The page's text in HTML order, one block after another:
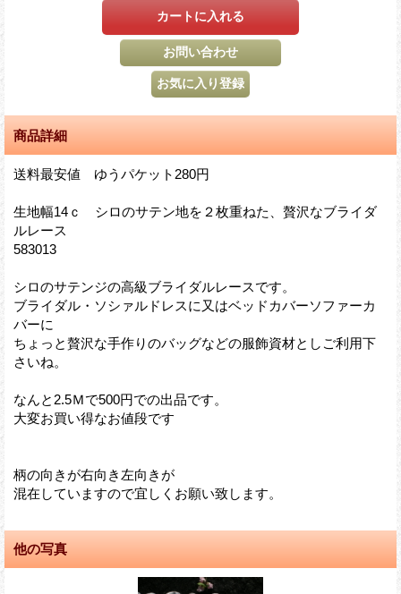
商品詳細
送料最安値 ゆうパケット280円
生地幅14ｃ シロのサテン地を２枚重ねた、贅沢なブライダ
ルレース
583013
シロのサテンジの高級ブライダルレースです。
ブライダル・ソシァルドレスに又はベッドカバーソファーカ
バーに
ちょっと贅沢な手作りのバッグなどの服飾資材としご利用下
さいね。
なんと2.5Ｍで500円での出品です。
大変お買い得なお値段です
柄の向きが右向き左向きが
混在していますので宜しくお願い致します。
他の写真